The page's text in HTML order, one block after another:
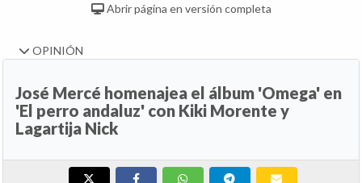
Abrir página en versión completa
OPINIÓN
José Mercé homenajea el álbum 'Omega' en
'El perro andaluz' con Kiki Morente y
Lagartija Nick